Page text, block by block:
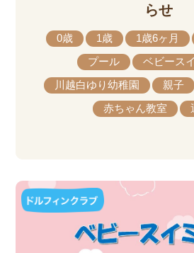
らせ
0歳 1歳 1歳6ヶ月
プール
ベビース
川越白ゆり幼稚園
親子
赤ちゃん教室